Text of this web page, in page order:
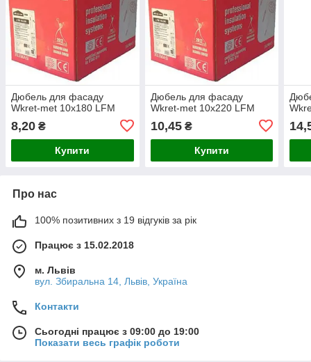
Дюбель для фасаду
Wkret-met 10х180 LFM
8,20 ₴
Купити
Дюбель для фасаду
Wkret-met 10х220 LFM
10,45₴
Купити
Про нас
100% позитивних з 19 відгуків за рік
Працює з 15.02.2018
м. Львів
вул. Збиральна 14, Львів, Україна
Контакти
Сьогодні працює з 09:00 до 19:00
Показати весь графік роботи